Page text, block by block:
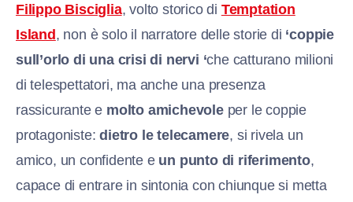
Filippo Bisciglia, volto storico di Temptation
Island , non è solo il narratore delle storie di ‘coppie
sull’orlo di una crisi di nervi ‘che catturano milioni
di telespettatori, ma anche una presenza
rassicurante e molto amichevoleper le coppie
protagoniste:dietro le telecamere, si rivela un
amico, un confidente e un punto di riferimento,
capace di entrare in sintonia con chiunque si metta